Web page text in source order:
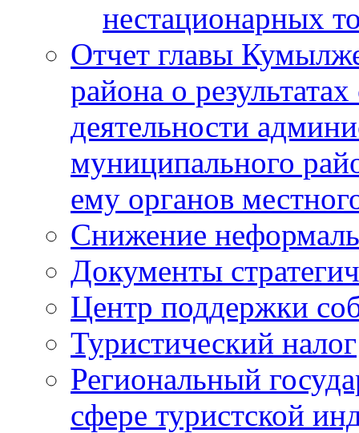
нестационарных
Отчет главы
района о
деятельности
муниципального
ему органов
Снижение
Документы
Центр поддержки
Туристический налог
Региональный
сфере туристской